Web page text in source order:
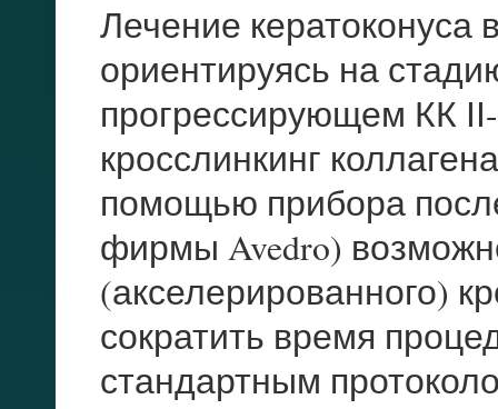
Лечение кератоконуса
ориентируясь на
прогрессирующем КК
кросслинкинг
помощью прибора
фирмы Avedro)
(акселерированного)
сократить время
стандартным